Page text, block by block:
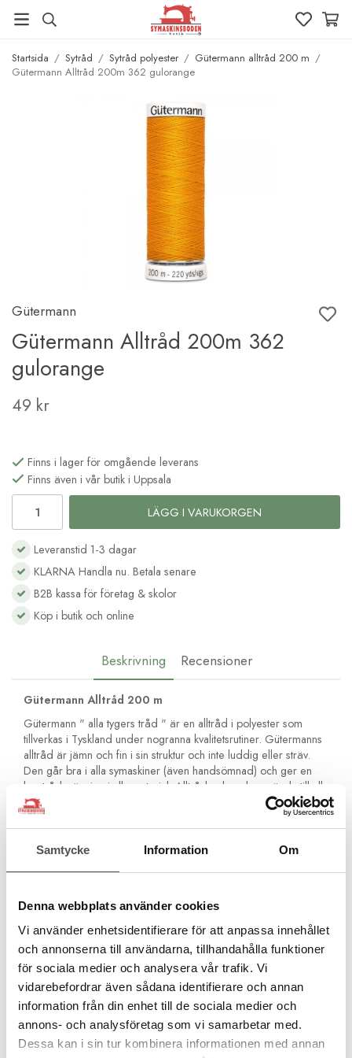
Samtycke Information Om
Denna webbplats använder cookies
Vi använder enhetsidentifierare för att anpassa innehållet
och annonserna till användarna, tillhandahålla funktioner
för sociala medier och analysera vår trafik. Vi
vidarebefordrar även sådana identifierare och annan
information från din enhet till de sociala medier och
annons- och analysföretag som vi samarbetar med.
Dessa kan i sin tur kombinera informationen med annan
Startsida / Sytråd / Sytråd polyester / Gütermann alltråd 200 m /
Gütermann Alltråd 200m 362 gulorange
Gütermann
Gütermann Alltråd 200m 362
gulorange
49 kr
Finns i lager för omgående leverans
Finns även i vår butik i Uppsala
LÄGG I VARUKORGEN
Leveranstid 1-3 dagar
KLARNA Handla nu. Betala senare
B2B kassa för företag & skolor
Köp i butik och online
Beskrivning Recensioner
Gütermann Alltråd 200 m
Gütermann " alla tygers tråd " är en alltråd i polyester som
tillverkas i Tyskland under nogranna kvalitetsrutiner. Gütermanns
alltråd är jämn och fin i sin struktur och inte luddig eller sträv.
Den går bra i alla symaskiner (även handsömnad) och ger en
bra trådspänning i alla material. Alltråden kan du använda till alla
tyger. Den är stark och åldersbeständig och blir inte spröd med
åren. Den är även något elastisk för extra hållbarhet.
Är ditt tyg nytt och det är ett tyg som krymper så
rekommenderar vi att du tvättar det innan du syr i det. Tråden
krymper inte!Du kan inte använda polyestertråd ifall du skall
För alla material och sömmar
För sömnad med symaskin och för handsömnad
Inga olika tjocka partier. Jämn kvalitet för perfekta stygn
För overlocksömmar och kastsömmar
För förstärkta sömmar och fällsömmar
För knapphål och knappsömnad
För fina ornamentstygn och dekorsömmar
Åldersbeständig och håller med tiden
Rekommenderad nål Universal Nr 70-90